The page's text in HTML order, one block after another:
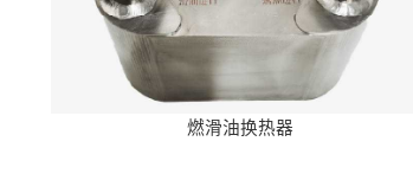
燃滑油换热器